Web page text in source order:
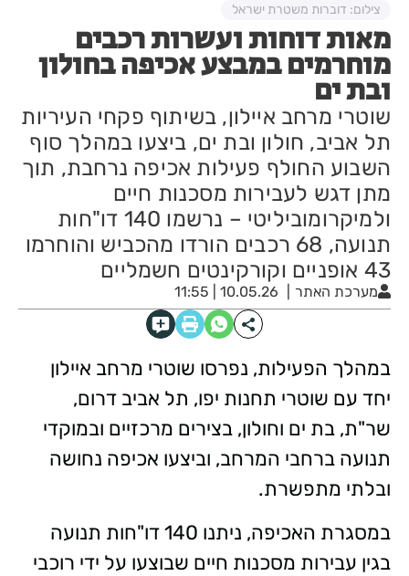
מאות דוחות ועשרות רכבים
מוחרמים במבצע אכיפה בחולון
ובת ים
שוטרי מרחב איילון, בשיתוף פקחי העיריות
תל אביב, חולון ובת ים, ביצעו במהלך סוף
השבוע החולף פעילות אכיפה נרחבת, תוך
מתן דגש לעבירות מסכנות חיים
ולמיקרומוביליטי – נרשמו 140 דו"חות
תנועה, 68 רכבים הורדו מהכביש והוחרמו
43 אופניים וקורקינטים חשמליים
מערכת האתר 10.05.26 | 11:55
צילום: דוברות משטרת ישראל
במהלך הפעילות, נפרסו שוטרי מרחב איילון
יחד עם שוטרי תחנות יפו, תל אביב דרום,
שר"ת, בת ים וחולון, בצירים מרכזיים ובמוקדי
תנועה ברחבי המרחב, וביצעו אכיפה נחושה
ובלתי מתפשרת.
במסגרת האכיפה, ניתנו 140 דו"חות תנועה
בגין עבירות מסכנות חיים שבוצעו על ידי רוכבי